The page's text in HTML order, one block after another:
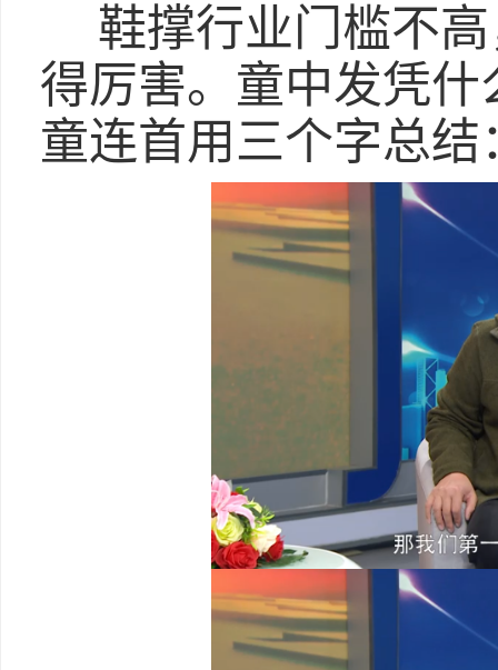
鞋撑行业门槛不
得厉害。童中发凭
童连首用三个字总